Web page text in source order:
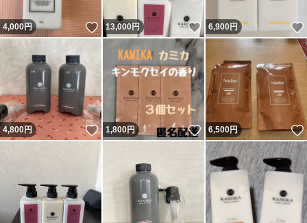
4,000円 いいね！
13,000円 いいね！
6,900円
4,800円 いいね！
1,800円 いいね！
6,500円